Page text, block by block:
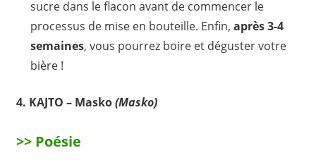
sucre dans le flacon avant de commencer le
processus de mise en bouteille. Enfin, après 3-4
semaines, vous pourrez boire et déguster votre
bière !
4. KAJTO – Masko(Masko)
>> Poésie